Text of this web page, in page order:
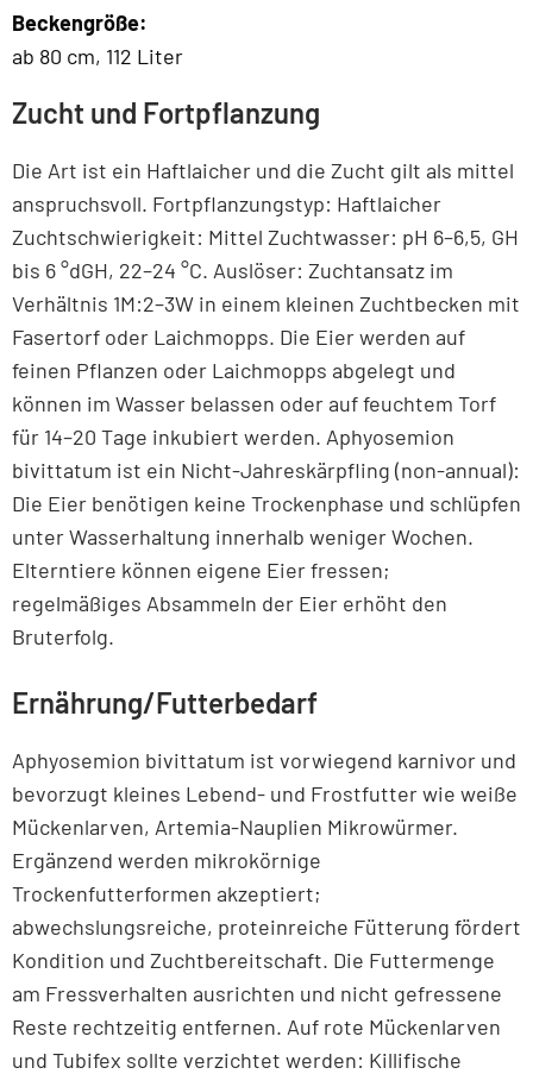
Beckengröße:
ab 80 cm, 112 Liter
Zucht und Fortpflanzung
Die Art ist ein Haftlaicher und die Zucht gilt als mittel
anspruchsvoll. Fortpflanzungstyp: Haftlaicher
Zuchtschwierigkeit: Mittel Zuchtwasser: pH 6–6,5, GH
bis 6 °dGH, 22–24 °C. Auslöser: Zuchtansatz im
Verhältnis 1M:2–3W in einem kleinen Zuchtbecken mit
Fasertorf oder Laichmopps. Die Eier werden auf
feinen Pflanzen oder Laichmopps abgelegt und
können im Wasser belassen oder auf feuchtem Torf
für 14–20 Tage inkubiert werden. Aphyosemion
bivittatum ist ein Nicht-Jahreskärpfling (non-annual):
Die Eier benötigen keine Trockenphase und schlüpfen
unter Wasserhaltung innerhalb weniger Wochen.
Elterntiere können eigene Eier fressen;
regelmäßiges Absammeln der Eier erhöht den
Bruterfolg.
Ernährung/Futterbedarf
Aphyosemion bivittatum ist vorwiegend karnivor und
bevorzugt kleines Lebend- und Frostfutter wie weiße
Mückenlarven, Artemia-Nauplien Mikrowürmer.
Ergänzend werden mikrokörnige
Trockenfutterformen akzeptiert;
abwechslungsreiche, proteinreiche Fütterung fördert
Kondition und Zuchtbereitschaft. Die Futtermenge
am Fressverhalten ausrichten und nicht gefressene
Reste rechtzeitig entfernen. Auf rote Mückenlarven
und Tubifex sollte verzichtet werden: Killifische